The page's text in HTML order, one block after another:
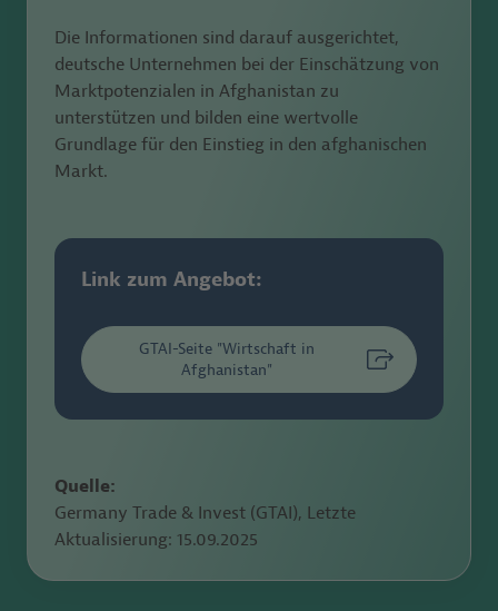
Die Informationen sind darauf ausgerichtet,
deutsche Unternehmen bei der Einschätzung von
Marktpotenzialen in Afghanistan zu
unterstützen und bilden eine wertvolle
Grundlage für den Einstieg in den afghanischen
Markt.
Link zum Angebot:
GTAI-Seite "Wirtschaft in
Afghanistan"
Quelle:
Germany Trade & Invest (GTAI), Letzte
Aktualisierung: 15.09.2025